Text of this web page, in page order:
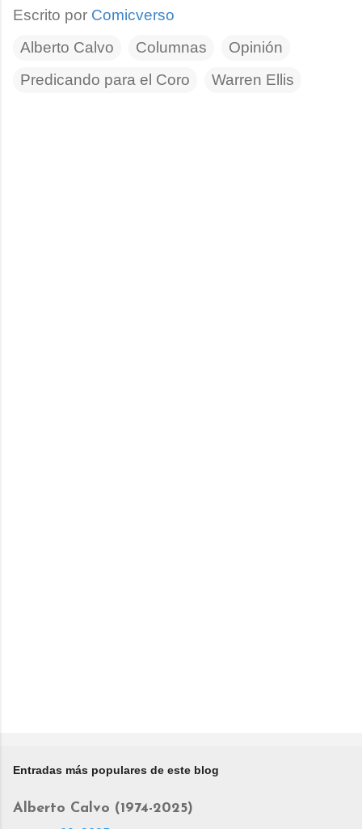
Escrito por Comicverso
Alberto Calvo
Columnas
Opinión
Predicando para el Coro
Warren Ellis
Entradas más populares de este blog
Alberto Calvo (1974-2025)